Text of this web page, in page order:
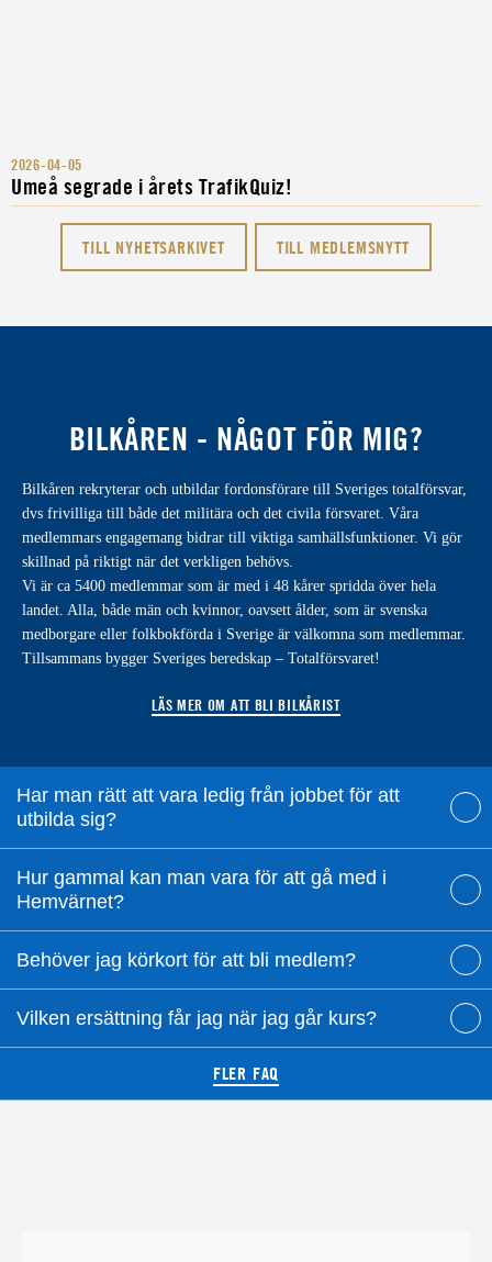
2026-04-05
Umeå segrade i årets TrafikQuiz!
TILL NYHETSARKIVET TILL MEDLEMSNYTT
BILKÅREN - NÅGOT FÖR MIG?
Bilkåren rekryterar och utbildar fordonsförare till Sveriges totalförsvar,
dvs frivilliga till både det militära och det civila försvaret. Våra
medlemmars engagemang bidrar till viktiga samhällsfunktioner. Vi gör
skillnad på riktigt när det verkligen behövs.
Vi är ca 5400 medlemmar som är med i 48 kårer spridda över hela
landet. Alla, både män och kvinnor, oavsett ålder, som är svenska
medborgare eller folkbokförda i Sverige är välkomna som medlemmar.
Tillsammans bygger Sveriges beredskap – Totalförsvaret!
LÄS MER OM ATT BLI BILKÅRIST
Har man rätt att vara ledig från jobbet för att
utbilda sig?
Hur gammal kan man vara för att gå med i
Hemvärnet?
Behöver jag körkort för att bli medlem?
Vilken ersättning får jag när jag går kurs?
FLER FAQ